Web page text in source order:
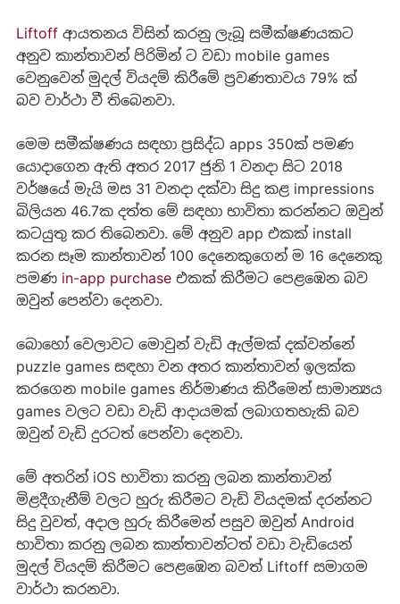
Liftoffආයතනය විසින් කරනු ලැබූ සමීක්ෂණයකට
අනුව කාන්තාවන් පිරිමින් ට වඩා mobile games
වෙනුවෙන් මුදල් වියදම් කිරීමේ ප්‍රවණතාවය 79% ක්
බව වාර්ථා වී තිබෙනවා.
මෙම සමීක්ෂණය සඳහා ප්‍රසිද්ධ apps 350ක් පමණ
යොදාගෙන ඇති අතර 2017 ජුනි 1 වනදා සිට 2018
වර්ෂයේ මැයි මස 31 වනදා දක්වා සිදු කළ impressions
බිලියන 46.7ක දත්ත මේ සඳහා භාවිතා කරන්නට ඔවුන්
කටයුතු කර තිබෙනවා. මේ අනුව app එකක් install
කරන සෑම කාන්තාවන් 100 දෙනෙකුගෙන් ම 16 දෙනෙකු
පමණ in-app purchaseඑකක් කිරීමට පෙළඹෙන බව
ඔවුන් පෙන්වා දෙනවා.
බොහෝ වෙලාවට මොවුන් වැඩි ඇල්මක් දක්වන්නේ
puzzle games සඳහා වන අතර කාන්තාවන් ඉලක්ක
කරගෙන mobile games නිර්මාණය කිරීමෙන් සාමාන්‍යය
games වලට වඩා වැඩි ආදායමක් ලබාගතහැකි බව
ඔවුන් වැඩි දුරටත් පෙන්වා දෙනවා.
මේ අතරින් iOS භාවිතා කරනු ලබන කාන්තාවන්
මිළදීගැනීම් වලට හුරු කිරීමට වැඩි වියදමක් දරන්නට
සිදු වුවත්, අදාල හුරු කිරීමෙන් පසුව ඔවුන් Android
භාවිතා කරනු ලබන කාන්තාවන්ටත් වඩා වැඩියෙන්
මුදල් වියදම් කිරීමට පෙළඹෙන බවත් Liftoff සමාගම
වාර්ථා කරනවා.